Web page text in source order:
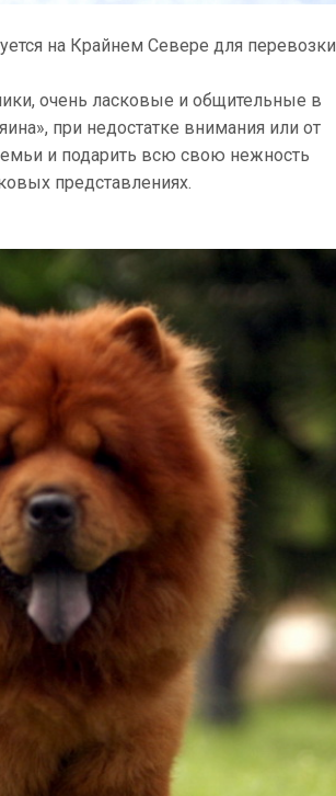
на Крайнем Севере для перевозки
очень ласковые и общительные в
при недостатке внимания или от
и подарить всю свою нежность
представлениях.